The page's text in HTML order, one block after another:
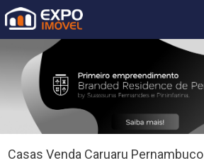
Casas Venda Caruaru Pernambuco